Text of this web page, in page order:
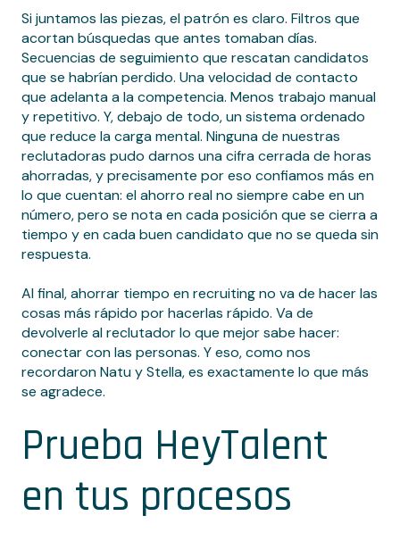
Si juntamos las piezas, el patrón es claro. Filtros que
acortan búsquedas que antes tomaban días.
Secuencias de seguimiento que rescatan candidatos
que se habrían perdido. Una velocidad de contacto
que adelanta a la competencia. Menos trabajo manual
y repetitivo. Y, debajo de todo, un sistema ordenado
que reduce la carga mental. Ninguna de nuestras
reclutadoras pudo darnos una cifra cerrada de horas
ahorradas, y precisamente por eso confiamos más en
lo que cuentan: el ahorro real no siempre cabe en un
número, pero se nota en cada posición que se cierra a
tiempo y en cada buen candidato que no se queda sin
respuesta.
Al final, ahorrar tiempo en recruiting no va de hacer las
cosas más rápido por hacerlas rápido. Va de
devolverle al reclutador lo que mejor sabe hacer:
conectar con las personas. Y eso, como nos
recordaron Natu y Stella, es exactamente lo que más
se agradece.
Prueba HeyTalent
en tus procesos